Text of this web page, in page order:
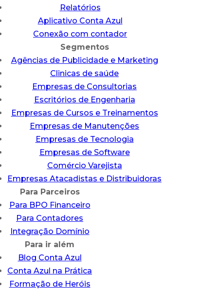
Relatórios
Aplicativo Conta Azul
Conexão com contador
Segmentos
Agências de Publicidade e Marketing
Clinicas de saúde
Empresas de Consultorias
Escritórios de Engenharia
Empresas de Cursos e Treinamentos
Empresas de Manutenções
Empresas de Tecnologia
Empresas de Software
Comércio Varejista
Empresas Atacadistas e Distribuidoras
Para Parceiros
Para BPO Financeiro
Para Contadores
Integração Domínio
Para ir além
Blog Conta Azul
Conta Azul na Prática
Formação de Heróis